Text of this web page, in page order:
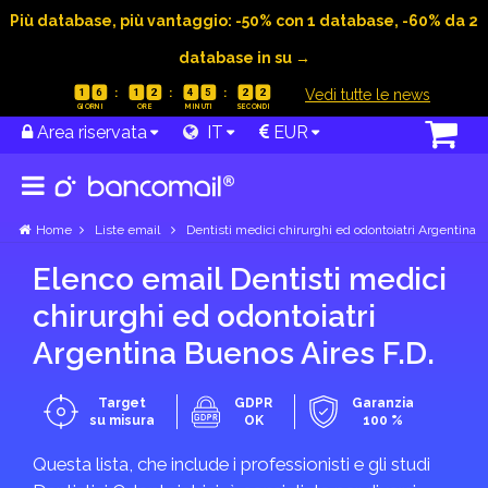
Più database, più vantaggio: -50% con 1 database, -60% da 2
database in su →
1 6 1 2 4 5 2 2 Vedi tutte le news
Area riservata IT EUR
Home Liste email Dentisti medici chirurghi ed odontoiatri Argentina
Elenco email Dentisti medici
chirurghi ed odontoiatri
Argentina Buenos Aires F.D.
Target
su misura
GDPR
OK
Garanzia
100 %
Questa lista, che include i professionisti e gli studi